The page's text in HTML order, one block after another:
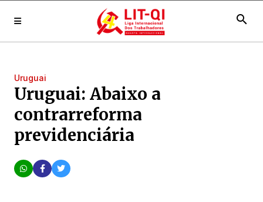
search
Uruguai
Uruguai: Abaixo a
contrarreforma
previdenciária